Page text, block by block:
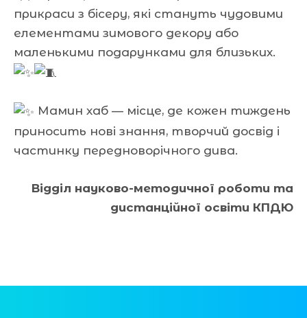
прикраси з бісеру, які стануть чудовими
елементами зимового декору або
маленькими подарунками для близьких.
Мамин хаб — місце, де кожен тиждень
приносить нові знання, творчий досвід і
частинку передноворічного дива.
Відділ науково-методичної роботи та
дистанційної освіти КПДЮ